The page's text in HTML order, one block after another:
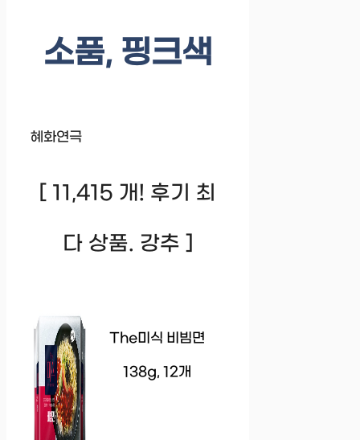
소품, 핑크색
혜화연극
[ 11,415 개! 후기 최
다 상품. 강추 ]
The미식 비빔면
138g, 12개